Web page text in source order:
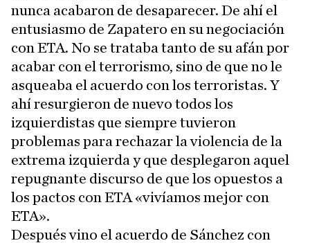
nunca acabaron de desaparecer. De ahí el
entusiasmo de Zapatero en su negociación
con ETA. No se trataba tanto de su afán por
acabar con el terrorismo, sino de que no le
asqueaba el acuerdo con los terroristas. Y
ahí resurgieron de nuevo todos los
izquierdistas que siempre tuvieron
problemas para rechazar la violencia de la
extrema izquierda y que desplegaron aquel
repugnante discurso de que los opuestos a
los pactos con ETA «vivíamos mejor con
ETA».
Después vino el acuerdo de Sánchez con